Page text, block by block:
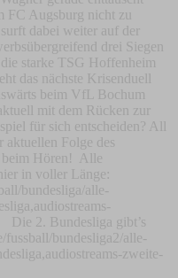
Augsburg nicht zu
dabei weiter auf der
drei Siegen
starke TSG Hoffenheim
das nächste Krisenduell
beim VfL Bochum
mit dem Rücken zur
für sich entscheiden? All
aktuellen Folge des
beim Hören! Alle
in voller Länge:
bundesliga/alle-
Die 2. Bundesliga gibt’s
fussball/bundesliga2/alle-
zweite-